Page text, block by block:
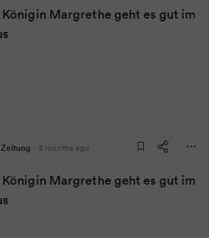
Margrethe geht es gut im
· 3 months ago
Margrethe geht es gut im